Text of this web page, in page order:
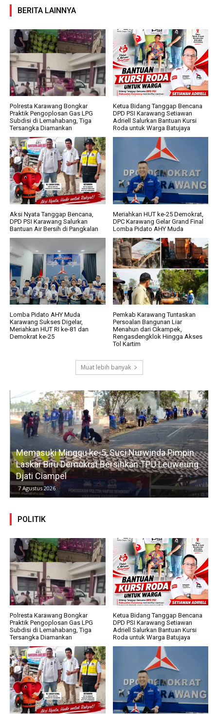
BERITA LAINNYA
Polresta Karawang Bongkar
Praktik Pengoplosan Gas LPG
Subdisi di Lemahabang, Tiga
Tersangka Diamankan
Ketua Bidang Tanggap Bencana
DPD PSI Karawang Setiawan
Adriell Salurkan Bantuan Kursi
Roda untuk Warga Batujaya
Aksi Nyata Tanggap Bencana,
DPD PSI Karawang Salurkan
Bantuan Air Bersih di Pangkalan
Meriahkan HUT ke-25 Demokrat,
DPC Karawang Gelar Grand Final
Lomba Pidato AHY Muda
Lomba Pidato AHY Muda
Karawang Sukses Digelar,
Meriahkan HUT RI ke-81 dan
Demokrat ke-25
Pemkab Karawang Tuntaskan
Persoalan Bangunan Liar
Menahun dari Cikampek,
Rengasdengklok Hingga Akses
Tol Kartim
Muat lebih banyak
Memasuki Minggu ke-5, Suci Nurwinda Pimpin
Laskar Biru Demokrat Bersihkan TPU Leuweung
Djati Ciampel
7 Agustus 2026
POLITIK
Polresta Karawang Bongkar
Praktik Pengoplosan Gas LPG
Subdisi di Lemahabang, Tiga
Tersangka Diamankan
Ketua Bidang Tanggap Bencana
DPD PSI Karawang Setiawan
Adriell Salurkan Bantuan Kursi
Roda untuk Warga Batujaya